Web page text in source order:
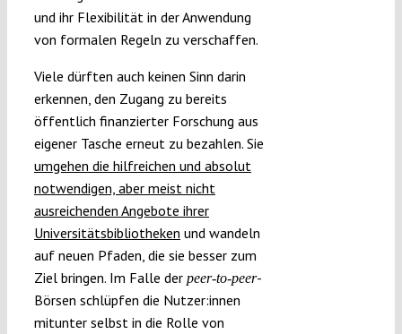
und ihr Flexibilität in der Anwendung
von formalen Regeln zu verschaffen.
Viele dürften auch keinen Sinn darin
erkennen, den Zugang zu bereits
öffentlich finanzierter Forschung aus
eigener Tasche erneut zu bezahlen. Sie
umgehen die hilfreichen und absolut
notwendigen, aber meist nicht
ausreichenden Angebote ihrer
Universitätsbibliotheken und wandeln
auf neuen Pfaden, die sie besser zum
Ziel bringen. Im Falle der peer-to-peer-
Börsen schlüpfen die Nutzer:innen
mitunter selbst in die Rolle von